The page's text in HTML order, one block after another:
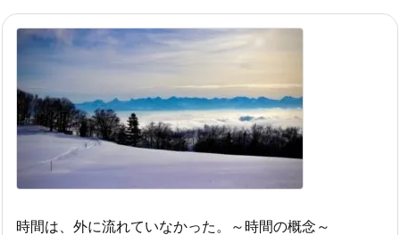
時間は、外に流れていなかった。～時間の概念～